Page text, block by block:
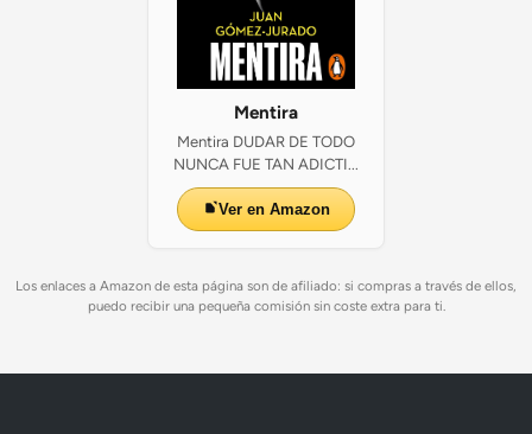
Mentira
Mentira DUDAR DE TODO
NUNCA FUE TAN ADICTI...
Ver en Amazon
Los enlaces a Amazon de esta página son de afiliado: si compras a través de ellos,
puedo recibir una pequeña comisión sin coste extra para ti.